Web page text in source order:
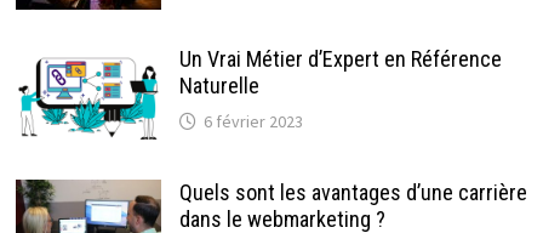
Un Vrai Métier d’Expert en Référence
Naturelle
6 février 2023
Quels sont les avantages d’une carrière
dans le webmarketing ?